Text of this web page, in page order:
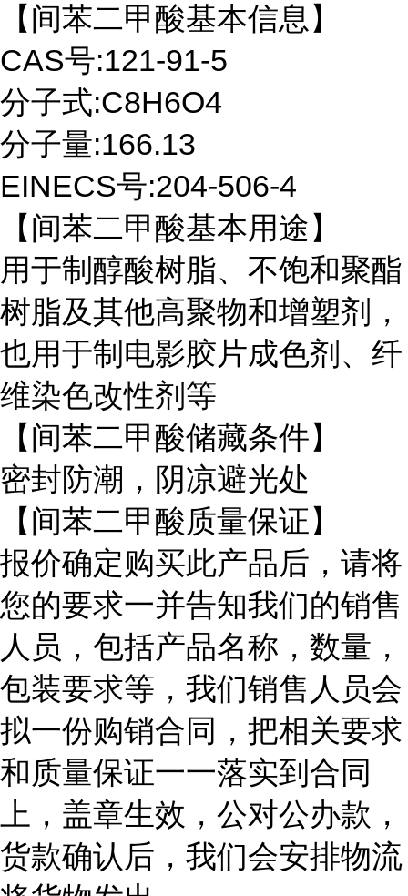
【间苯二甲酸基本信息】
CAS号:121-91-5
分子式:C8H6O4
分子量:166.13
EINECS号:204-506-4
【间苯二甲酸基本用途】
用于制醇酸树脂、不饱和聚酯
树脂及其他高聚物和增塑剂，
也用于制电影胶片成色剂、纤
维染色改性剂等
【间苯二甲酸储藏条件】
密封防潮，阴凉避光处
【间苯二甲酸质量保证】
报价确定购买此产品后，请将
您的要求一并告知我们的销售
人员，包括产品名称，数量，
包装要求等，我们销售人员会
拟一份购销合同，把相关要求
和质量保证一一落实到合同
上，盖章生效，公对公办款，
货款确认后，我们会安排物流